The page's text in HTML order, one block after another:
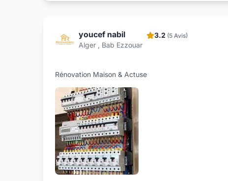
youcef nabil
Alger , Bab Ezzouar
3.2 (5 Avis)
Rénovation Maison & Actuse